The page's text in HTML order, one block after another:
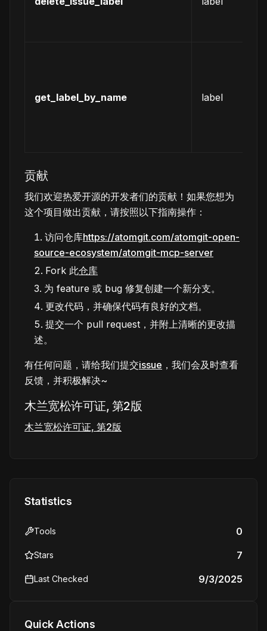
get_label_by_name label
贡献
我们欢迎热爱开源的开发者们的贡献！如果您想为
这个项目做出贡献，请按照以下指南操作：
访问仓库https://atomgit.com/atomgit-open-
source-ecosystem/atomgit-mcp-server
Fork 此仓库
为 feature 或 bug 修复创建一个新分支。
更改代码，并确保代码有良好的文档。
提交一个 pull request，并附上清晰的更改描
述。
有任何问题，请给我们提交issue ，我们会及时查看
反馈，并积极解决~
木兰宽松许可证, 第2版
木兰宽松许可证, 第2版
Statistics
Tools 0
Stars 7
Last Checked 9/3/2025
Quick Actions